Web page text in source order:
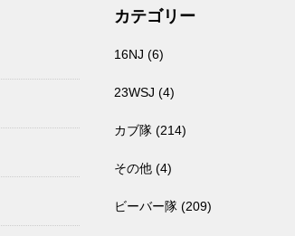
カテゴリー
16NJ (6)
23WSJ (4)
カブ隊(214)
その他(4)
ビーバー隊(209)